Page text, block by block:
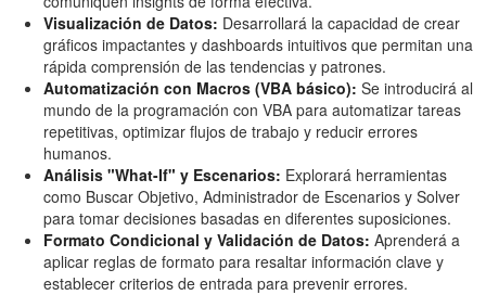
Visualización de Datos: Desarrollará la capacidad de crear
gráficos impactantes y dashboards intuitivos que permitan una
rápida comprensión de las tendencias y patrones.
Automatización con Macros (VBA básico): Se introducirá al
mundo de la programación con VBA para automatizar tareas
repetitivas, optimizar flujos de trabajo y reducir errores
humanos.
Análisis "What-If" y Escenarios: Explorará herramientas
como Buscar Objetivo, Administrador de Escenarios y Solver
para tomar decisiones basadas en diferentes suposiciones.
Formato Condicional y Validación de Datos: Aprenderá a
aplicar reglas de formato para resaltar información clave y
establecer criterios de entrada para prevenir errores.